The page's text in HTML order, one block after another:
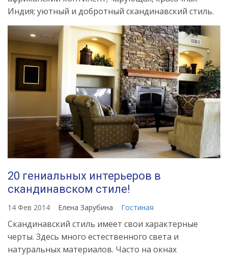
Индия; уютный и добротный скандинавский стиль.
20 гениальных интерьеров в
скандинавском стиле!
14 Фев 2014 Елена Зарубина Гостиная
Скандинавский стиль имеет свои характерные
черты. Здесь много естественного света и
натуральных материалов. Часто на окнах